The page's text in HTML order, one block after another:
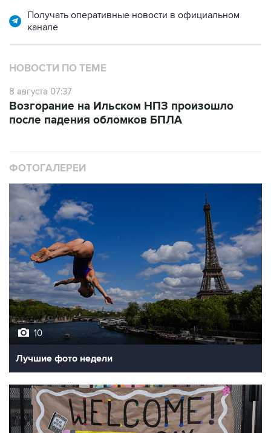
Получать оперативные новости в официальном
канале
НОВОСТИ ПО ТЕМЕ
8 августа 07:37
Возгорание на Ильском НПЗ произошло
после падения обломков БПЛА
ФОТОГАЛЕРЕИ
10
Лучшие фото недели